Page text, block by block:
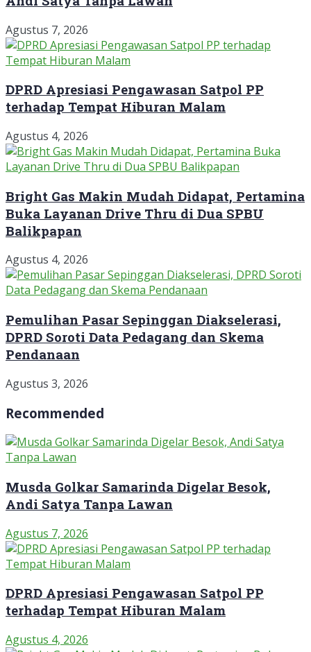
Agustus 7, 2026
DPRD Apresiasi Pengawasan Satpol PP
terhadap Tempat Hiburan Malam
Agustus 4, 2026
Bright Gas Makin Mudah Didapat, Pertamina
Buka Layanan Drive Thru di Dua SPBU
Balikpapan
Agustus 4, 2026
Pemulihan Pasar Sepinggan Diakselerasi,
DPRD Soroti Data Pedagang dan Skema
Pendanaan
Agustus 3, 2026
Recommended
Musda Golkar Samarinda Digelar Besok,
Andi Satya Tanpa Lawan
Agustus 7, 2026
DPRD Apresiasi Pengawasan Satpol PP
terhadap Tempat Hiburan Malam
Agustus 4, 2026